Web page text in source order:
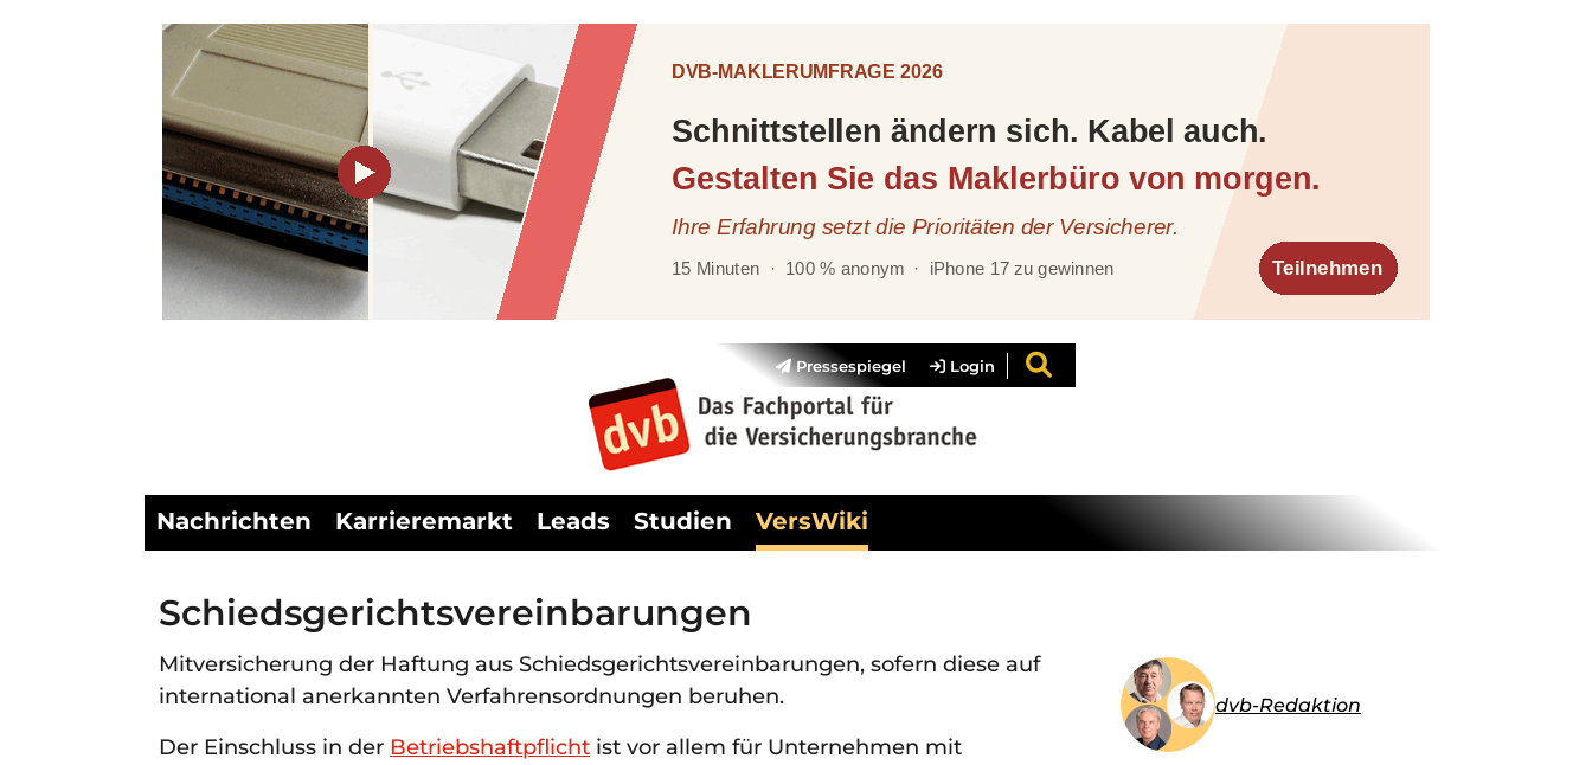
Pressespiegel Login
Nachrichten Karrieremarkt Leads Studien VersWiki
Schiedsgerichtsvereinbarungen
Mitversicherung der Haftung aus Schiedsgerichtsvereinbarungen, sofern diese auf
international anerkannten Verfahrensordnungen beruhen.
Der Einschluss in der Betriebshaftpflicht ist vor allem für Unternehmen mit
dvb-Redaktion